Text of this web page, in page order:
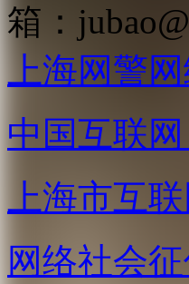
箱：
上海网警
中国互联网
上海市互联
网络社会